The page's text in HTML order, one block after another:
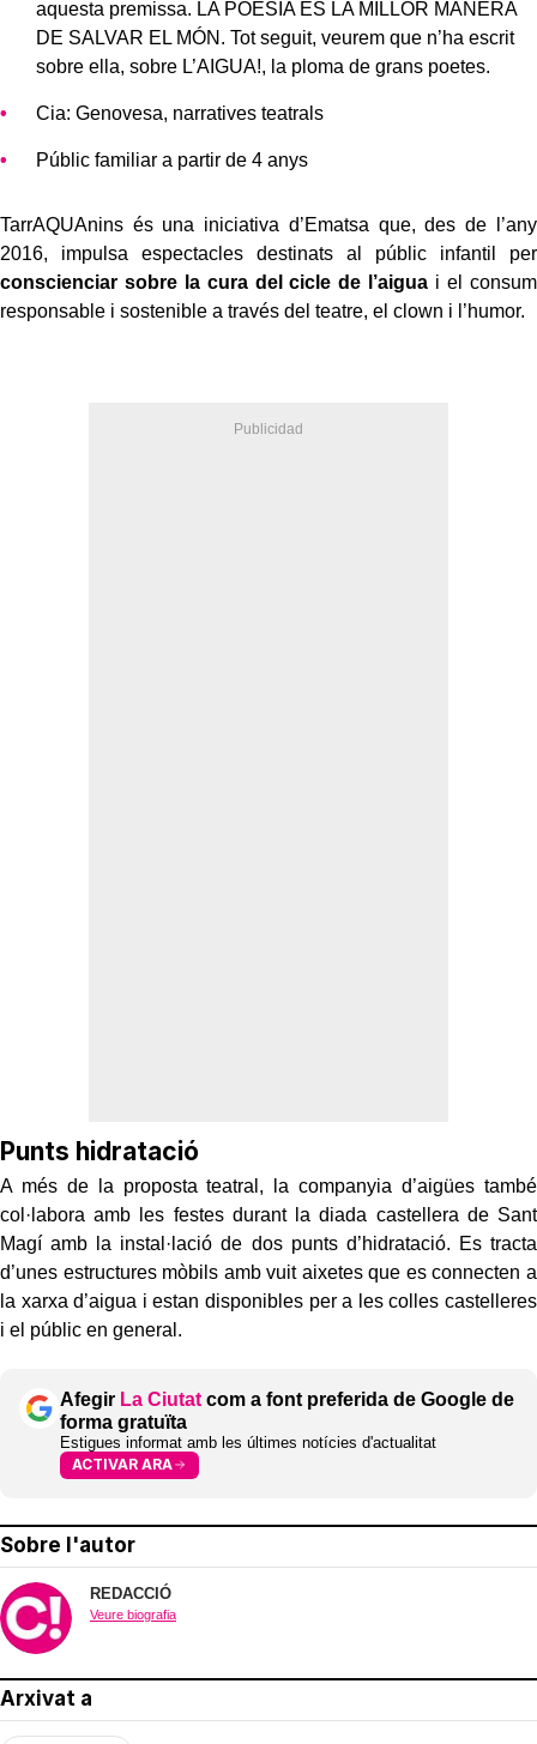
aquesta premissa. LA POESIA ÉS LA MILLOR MANERA
DE SALVAR EL MÓN. Tot seguit, veurem que n’ha escrit
sobre ella, sobre L’AIGUA!, la ploma de grans poetes.
Cia: Genovesa, narratives teatrals
Públic familiar a partir de 4 anys
TarrAQUAnins és una iniciativa d’Ematsa que, des de l’any
2016, impulsa espectacles destinats al públic infantil per
conscienciar sobre la cura del cicle de l’aigua i el consum
responsable i sostenible a través del teatre, el clown i l’humor.
Punts hidratació
A més de la proposta teatral, la companyia d’aigües també
col·labora amb les festes durant la diada castellera de Sant
Magí amb la instal·lació de dos punts d’hidratació. Es tracta
d’unes estructures mòbils amb vuit aixetes que es connecten a
la xarxa d’aigua i estan disponibles per a les colles castelleres
i el públic en general.
Afegir La Ciutat com a font preferida de Google de
forma gratuïta
Estigues informat amb les últimes notícies d'actualitat
ACTIVAR ARA
Sobre l'autor
REDACCIÓ
Veure biografia
Arxivat a